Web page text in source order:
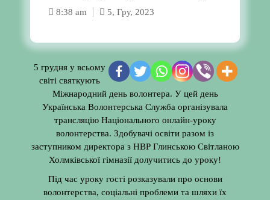
8:38 am 5, Гру, 2023
5 грудня у всьому
світі святкують
Міжнародний день волонтера. У цей день
Українська Волонтерська Служба організувала
трансляцію Національного онлайн-уроку
волонтерства. Здобувачі освіти разом із
заступником директора з НВР Глинською Світланою
Холмківської гімназії долучитись до уроку!
Під час уроку гості розказували про основи
волонтерства, соціальні проблеми та шляхи їх